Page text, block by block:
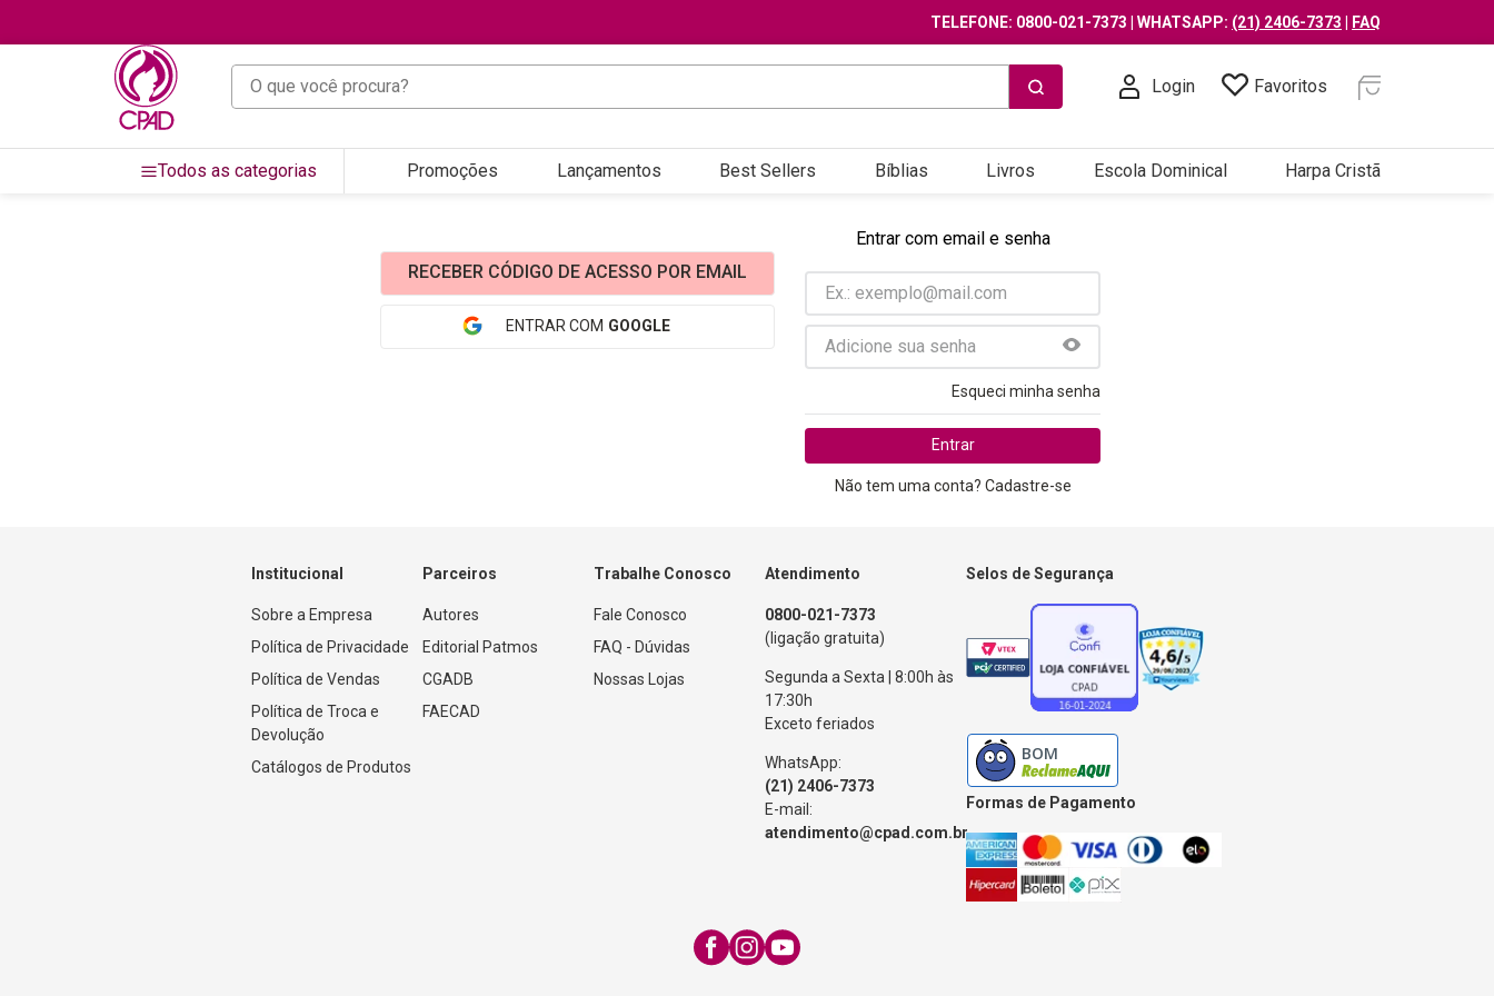
TELEFONE: 0800-021-7373 | WHATSAPP: (21) 2406-7373 FAQ
O que você procura?
Login Favoritos
Todos as categorias Promoções Lançamentos Best Sellers Bíblias Livros Escola Dominical Harpa Cristã
RECEBER CÓDIGO DE ACESSO POR EMAIL
ENTRAR COM GOOGLE
Entrar com email e senha
Esqueci minha senha
Entrar
Não tem uma conta? Cadastre-se
Institucional
Sobre a Empresa
Política de Privacidade
Política de Vendas
Política de Troca e
Devolução
Catálogos de Produtos
Parceiros
Autores
Editorial Patmos
CGADB
FAECAD
Trabalhe Conosco
Fale Conosco
FAQ - Dúvidas
Nossas Lojas
Atendimento
0800-021-7373
(ligação gratuita)
Segunda a Sexta | 8:00h às
17:30h
Exceto feriados
WhatsApp:
(21) 2406-7373
E-mail:
atendimento@cpad.com.br
Selos de Segurança
Formas de Pagamento